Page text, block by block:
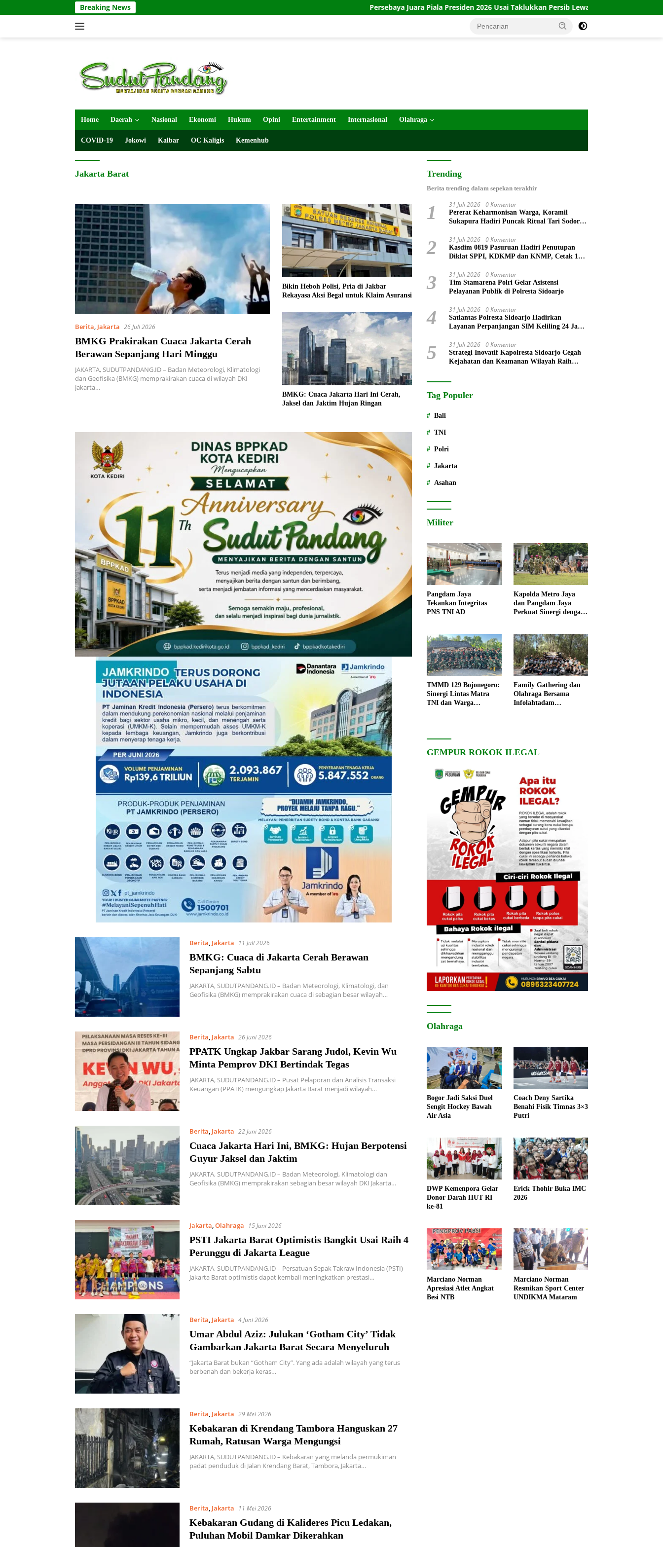
ke
Breaking News Persebaya Juara Piala Presiden 2026 Usai Taklukkan Persib Lewat Adu Penalti
Home Daerah Nasional Ekonomi Hukum Opini Entertainment Internasional Olahraga
COVID-19 Jokowi Kalbar OC Kaligis Kemenhub
Jakarta Barat
Berita, Jakarta 26 Juli 2026
BMKG Prakirakan Cuaca Jakarta Cerah
Berawan Sepanjang Hari Minggu
JAKARTA, SUDUTPANDANG.ID – Badan Meteorologi, Klimatologi
dan Geofisika (BMKG) memprakirakan cuaca di wilayah DKI
Jakarta…
Bikin Heboh Polisi, Pria di Jakbar
Rekayasa Aksi Begal untuk Klaim Asuransi
BMKG: Cuaca Jakarta Hari Ini Cerah,
Jaksel dan Jaktim Hujan Ringan
Berita, Jakarta 11 Juli 2026
BMKG: Cuaca di Jakarta Cerah Berawan
Sepanjang Sabtu
JAKARTA, SUDUTPANDANG.ID – Badan Meteorologi, Klimatologi, dan
Geofisika (BMKG) memprakirakan cuaca di sebagian besar wilayah…
Berita, Jakarta 26 Juni 2026
PPATK Ungkap Jakbar Sarang Judol, Kevin Wu
Minta Pemprov DKI Bertindak Tegas
JAKARTA, SUDUTPANDANG.ID – Pusat Pelaporan dan Analisis Transaksi
Keuangan (PPATK) mengungkap Jakarta Barat menjadi wilayah…
Berita, Jakarta 22 Juni 2026
Cuaca Jakarta Hari Ini, BMKG: Hujan Berpotensi
Guyur Jaksel dan Jaktim
JAKARTA, SUDUTPANDANG.ID – Badan Meteorologi, Klimatologi dan
Geofisika (BMKG) memprakirakan sebagian besar wilayah DKI Jakarta…
Jakarta,Olahraga 15 Juni 2026
PSTI Jakarta Barat Optimistis Bangkit Usai Raih 4
Perunggu di Jakarta League
JAKARTA, SUDUTPANDANG.ID – Persatuan Sepak Takraw Indonesia (PSTI)
Jakarta Barat optimistis dapat kembali meningkatkan prestasi…
Berita, Jakarta 4 Juni 2026
Umar Abdul Aziz: Julukan ‘Gotham City’ Tidak
Gambarkan Jakarta Barat Secara Menyeluruh
“Jakarta Barat bukan “Gotham City”. Yang ada adalah wilayah yang terus
berbenah dan bekerja keras…
Berita, Jakarta 29 Mei 2026
Kebakaran di Krendang Tambora Hanguskan 27
Rumah, Ratusan Warga Mengungsi
JAKARTA, SUDUTPANDANG.ID – Kebakaran yang melanda permukiman
padat penduduk di Jalan Krendang Barat, Tambora, Jakarta…
Berita, Jakarta 11 Mei 2026
Kebakaran Gudang di Kalideres Picu Ledakan,
Puluhan Mobil Damkar Dikerahkan
Trending
Berita trending dalam sepekan terakhir
1 31 Juli 2026 0 Komentar
Pererat Keharmonisan Warga, Koramil
Sukapura Hadiri Puncak Ritual Tari Sodoran
2 31 Juli 2026 0 Komentar
Kasdim 0819 Pasuruan Hadiri Penutupan
Diklat SPPI, KDKMP dan KNMP, Cetak 172
3 31 Juli 2026 0 Komentar
Tim Stamarena Polri Gelar Asistensi
Pelayanan Publik di Polresta Sidoarjo
4 31 Juli 2026 0 Komentar
Satlantas Polresta Sidoarjo Hadirkan
Layanan Perpanjangan SIM Keliling 24 Jam
5 31 Juli 2026 0 Komentar
Strategi Inovatif Kapolresta Sidoarjo Cegah
Kejahatan dan Keamanan Wilayah Raih
Tag Populer
Bali
TNI
Polri
Jakarta
Asahan
Militer
Pangdam Jaya
Tekankan Integritas
PNS TNI AD
Kapolda Metro Jaya
dan Pangdam Jaya
Perkuat Sinergi dengan
TMMD 129 Bojonegoro:
Sinergi Lintas Matra
TNI dan Warga
Family Gathering dan
Olahraga Bersama
Infolahtadam
GEMPUR ROKOK ILEGAL
Olahraga
Bogor Jadi Saksi Duel
Sengit Hockey Bawah
Air Asia
Coach Deny Sartika
Benahi Fisik Timnas 3×3
Putri
DWP Kemenpora Gelar
Donor Darah HUT RI
ke-81
Erick Thohir Buka IMC
2026
Marciano Norman
Apresiasi Atlet Angkat
Besi NTB
Marciano Norman
Resmikan Sport Center
UNDIKMA Mataram